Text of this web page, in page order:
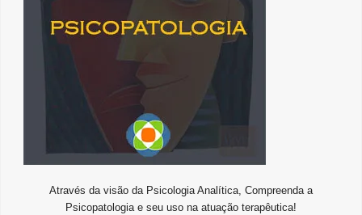
Através da visão da Psicologia Analítica, Compreenda a
Psicopatologia e seu uso na atuação terapêutica!